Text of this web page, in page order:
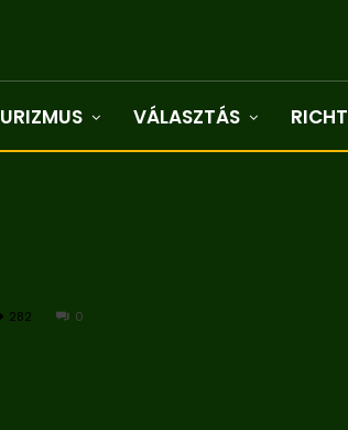
VÁLASZTÁS
0
282